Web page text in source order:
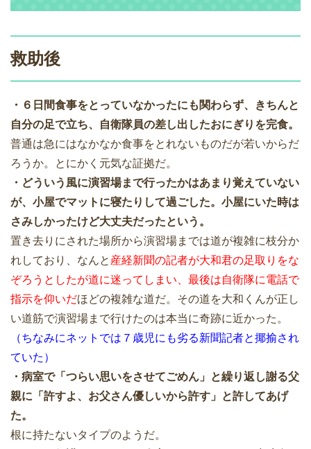
救助後
・６日間食事をとっていなかったにも関わらず、きちんと
自分の足で立ち、自衛隊員の差し出したおにぎりを完食。
普通は急にはなかなか食事をとれないものだが若いからだ
ろうか。とにかく元気な証拠だ。
・どういう風に演習場まで行ったかはあまり覚えていない
が、小屋でマットに寝たりして過ごした。小屋にいた時は
さみしかったけど大丈夫だったという。
置き去りにされた場所から演習場までは道が複雑に枝分か
れしており、なんと 産経新聞の記者が大和君の足取りをな
ぞろうとしたが道に迷ってしまい、最後は自衛隊に電話で
指示を仰いだほどの複雑な道だ。その道を大和くんが正し
い道筋で演習場まで行けたのは本当に奇跡に近かった。
（ちなみにネットでは７歳児にも劣る新聞記者と揶揄され
ていた）
・病室で「つらい思いをさせてごめん」と繰り返し謝る父
親に「許すよ、お父さん優しいから許す」と許してあげ
た。
根に持たないタイプのようだ。